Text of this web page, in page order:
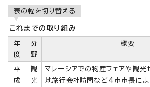
表の幅を切り替える
これまでの取り組み
年
度
分
野
概要
平
成
観
光
マレーシアでの物産フェアや観光
地旅行会社訪問など4市市長によ